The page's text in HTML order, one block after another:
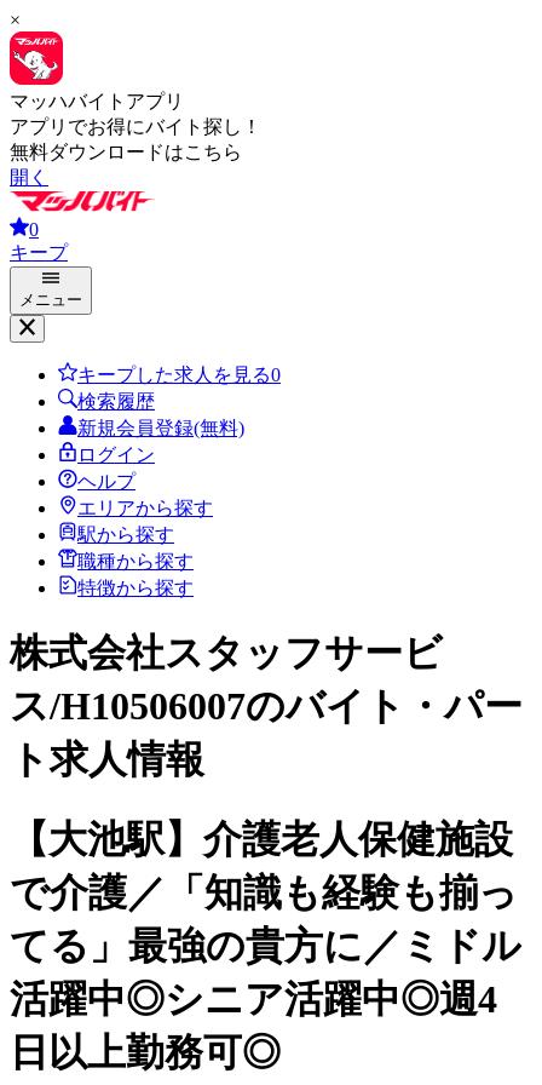
×
マッハバイトアプリ
アプリでお得にバイト探し！
無料ダウンロードはこちら
開く
0
キープ
メニュー
キープした求人を見る0
検索履歴
新規会員登録(無料)
ログイン
ヘルプ
エリアから探す
駅から探す
職種から探す
特徴から探す
株式会社スタッフサービ
ス/H10506007のバイト・パー
ト求人情報
【大池駅】介護老人保健施設
で介護／「知識も経験も揃っ
てる」最強の貴方に／ミドル
活躍中◎シニア活躍中◎週4
日以上勤務可◎